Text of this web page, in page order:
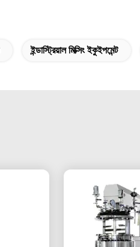
ইন্ডাস্ট্রিয়াল মিক্সিং ইকুইপমেন্ট